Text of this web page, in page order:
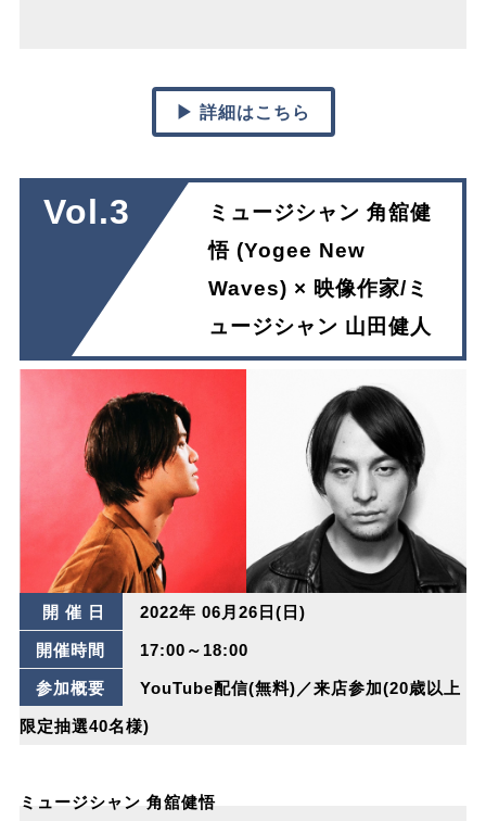
▶ 詳細はこちら
Vol.3
ミュージシャン 角舘健
悟 (Yogee New
Waves) × 映像作家/ミ
ュージシャン 山田健人
開 催 日 2022年 06月26日(日)
開催時間 17:00～18:00
参加概要 YouTube配信(無料)／来店参加(20歳以上
限定抽選40名様)
ミュージシャン 角舘健悟